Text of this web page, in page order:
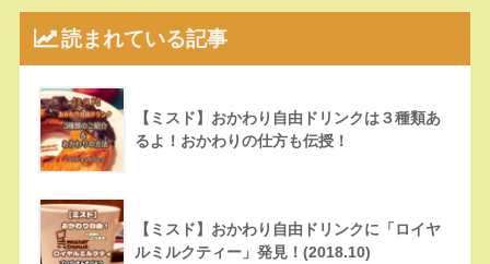
読まれている記事
【ミスド】おかわり自由ドリンクは３種類あ
るよ！おかわりの仕方も伝授！
【ミスド】おかわり自由ドリンクに「ロイヤ
ルミルクティー」発見！(2018.10)